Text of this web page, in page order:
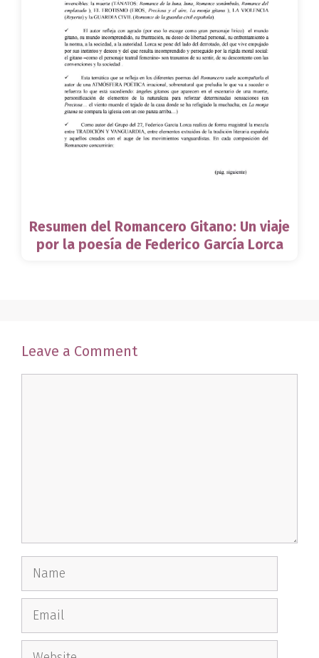
Resumen del Romancero Gitano: Un viaje
por la poesía de Federico García Lorca
Leave a Comment
Name
Email
Website